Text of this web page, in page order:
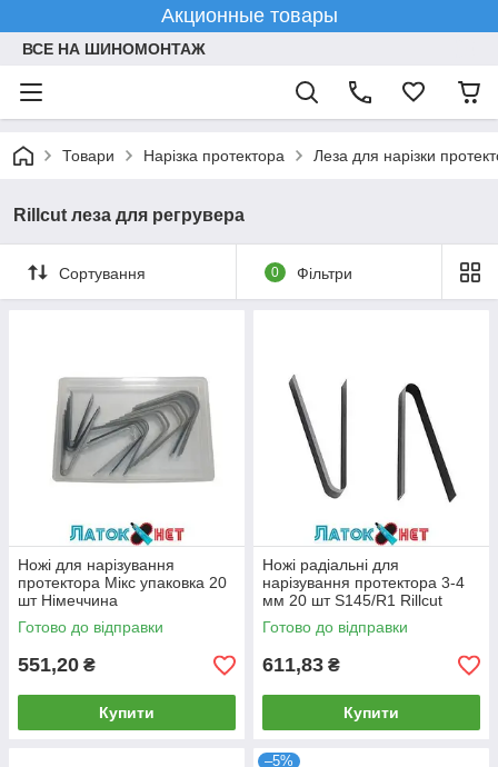
Акционные товары
ВСЕ НА ШИНОМОНТАЖ
Товари Нарізка протектора Леза для нарізки
Rillcut леза для регрувера
Сортування 0 Фільтри
Ножі для нарізування
протектора Мікс упаковка 20
шт Німеччина
Готово до відправки
551,20 ₴
Купити
Ножі радіальні для
нарізування протектора 3-4
мм 20 шт S145/R1 Rillcut
Німеччина
Готово до відправки
611,83 ₴
Купити
–5%